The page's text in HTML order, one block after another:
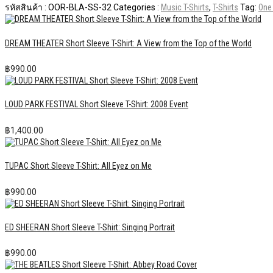
รหัสสินค้า : OOR-BLA-SS-32Categories : Music T-Shirts, T-Shirts Tag:
DREAM THEATER Short Sleeve T-Shirt: A View from the Top of the World
฿990.00
LOUD PARK FESTIVAL Short Sleeve T-Shirt: 2008 Event
฿1,400.00
TUPAC Short Sleeve T-Shirt: All Eyez on Me
฿990.00
ED SHEERAN Short Sleeve T-Shirt: Singing Portrait
฿990.00